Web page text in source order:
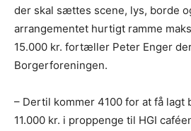
der skal sættes scene, lys, borde
arrangementet hurtigt ramme
15.000 kr. fortæller Peter Enger
Borgerforeningen.
– Dertil kommer 4100 for at få lagt
11.000 kr. i proppenge til HGI